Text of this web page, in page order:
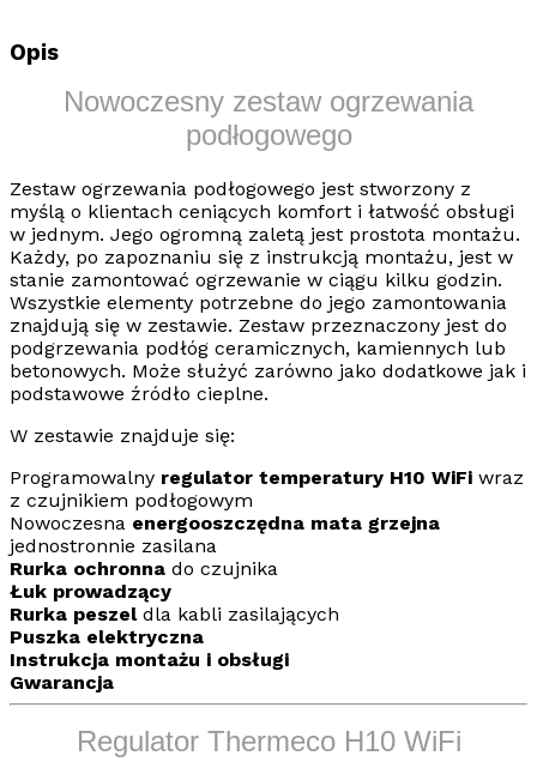
Opis
Nowoczesny zestaw ogrzewania
podłogowego
Zestaw ogrzewania podłogowego jest stworzony z
myślą o klientach ceniących komfort i łatwość obsługi
w jednym. Jego ogromną zaletą jest prostota montażu.
Każdy, po zapoznaniu się z instrukcją montażu, jest w
stanie zamontować ogrzewanie w ciągu kilku godzin.
Wszystkie elementy potrzebne do jego zamontowania
znajdują się w zestawie. Zestaw przeznaczony jest do
podgrzewania podłóg ceramicznych, kamiennych lub
betonowych. Może służyć zarówno jako dodatkowe jak i
podstawowe źródło cieplne.
W zestawie znajduje się:
Programowalny regulator temperatury H10 WiFi wraz
z czujnikiem podłogowym
Nowoczesna energooszczędna mata grzejna
jednostronnie zasilana
Rurka ochronna do czujnika
Łuk prowadzący
Rurka peszel dla kabli zasilających
Puszka elektryczna
Instrukcja montażu i obsługi
Gwarancja
Regulator Thermeco H10 WiFi